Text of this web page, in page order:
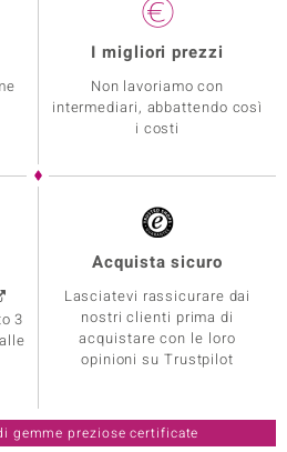
I migliori prezzi
Non lavoriamo con
intermediari, abbattendo così
i costi
3
Acquista sicuro
Lasciatevi rassicurare dai
nostri clienti prima di
acquistare con le loro
opinioni su Trustpilot
gemme preziose certificate